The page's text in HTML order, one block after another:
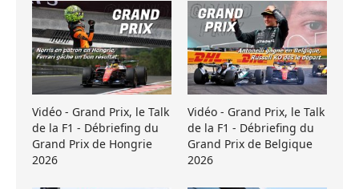
Vidéo - Grand Prix, le Talk
de la F1 - Débriefing du
Grand Prix de Hongrie
2026
Vidéo - Grand Prix, le Talk
de la F1 - Débriefing du
Grand Prix de Belgique
2026